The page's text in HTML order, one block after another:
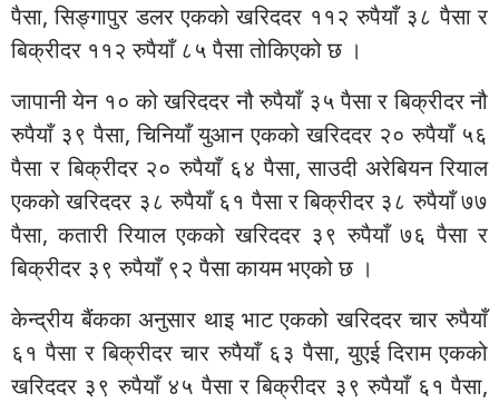
पैसा, सिङ्गापुर डलर एकको खरिददर ११२ रुपैयाँ ३८ पैसा र
बिक्रीदर ११२ रुपैयाँ ८५ पैसा तोकिएको छ ।
जापानी येन १० को खरिददर नौ रुपैयाँ ३५ पैसा र बिक्रीदर नौ
रुपैयाँ ३९ पैसा, चिनियाँ युआन एकको खरिददर २० रुपैयाँ ५६
पैसा र बिक्रीदर २० रुपैयाँ ६४ पैसा, साउदी अरेबियन रियाल
एकको खरिददर ३८ रुपैयाँ ६१ पैसा र बिक्रीदर ३८ रुपैयाँ ७७
पैसा, कतारी रियाल एकको खरिददर ३९ रुपैयाँ ७६ पैसा र
बिक्रीदर ३९ रुपैयाँ ९२ पैसा कायम भएको छ ।
केन्द्रीय बैंकका अनुसार थाइ भाट एकको खरिददर चार रुपैयाँ
६१ पैसा र बिक्रीदर चार रुपैयाँ ६३ पैसा, युएई दिराम एकको
खरिददर ३९ रुपैयाँ ४५ पैसा र बिक्रीदर ३९ रुपैयाँ ६१ पैसा,